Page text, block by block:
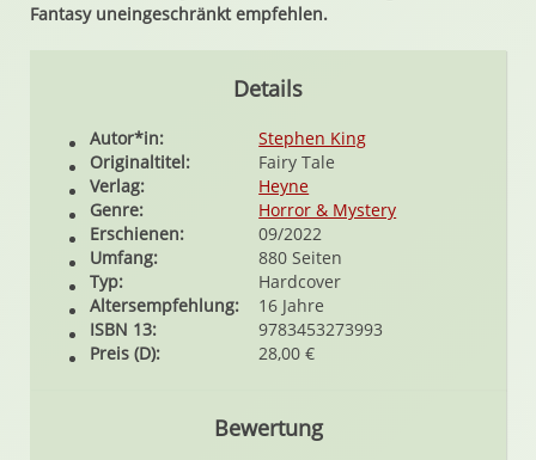
Fantasy uneingeschränkt empfehlen.
Details
Autor*in:
Stephen King
Originaltitel:
Fairy Tale
Verlag:
Heyne
Genre:
Horror & Mystery
Erschienen:
09/2022
Umfang:
880 Seiten
Typ:
Hardcover
Altersempfehlung:
16 Jahre
ISBN 13:
9783453273993
Preis (D):
28,00 €
Bewertung